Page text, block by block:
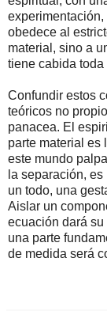
obedece al
material, sino a
tiene cabida
Confundir estos
teóricos no
panacea. El
parte material es
este mundo
la separación,
un todo, una
Aislar un
ecuación dará
una parte
de medida será